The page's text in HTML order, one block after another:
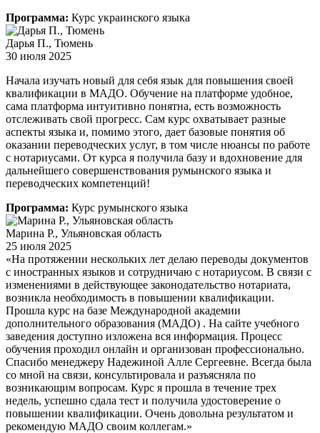
Программа: Курс украинского языка
Дарья П., Тюмень
30 июля 2025
Начала изучать новый для себя язык для повышения своей
квалификации в МАДО. Обучение на платформе удобное,
сама платформа интуитивно понятна, есть возможность
отслеживать свой прогресс. Сам курс охватывает разные
аспекты языка и, помимо этого, дает базовые понятия об
оказании переводческих услуг, в том числе нюансы по работе
с нотариусами. От курса я получила базу и вдохновение для
дальнейшего совершенствования румынского языка и
переводческих компетенций!
Программа: Курс румынского языка
Марина Р., Ульяновская область
25 июля 2025
«На протяжении нескольких лет делаю переводы документов
с иностранных языков и сотрудничаю с нотариусом. В связи с
изменениями в действующее законодательство нотариата,
возникла необходимость в повышении квалификации.
Прошла курс на базе Международной академии
дополнительного образования (МАДО) . На сайте учебного
заведения доступно изложена вся информация. Процесс
обучения проходил онлайн и организован профессионально.
Спасибо менеджеру Надежиной Алле Сергеевне. Всегда была
со мной на связи, консультировала и разъясняла по
возникающим вопросам. Курс я прошла в течение трех
недель, успешно сдала тест и получила удостоверение о
повышении квалификации. Очень довольна результатом и
рекомендую МАДО своим коллегам.»